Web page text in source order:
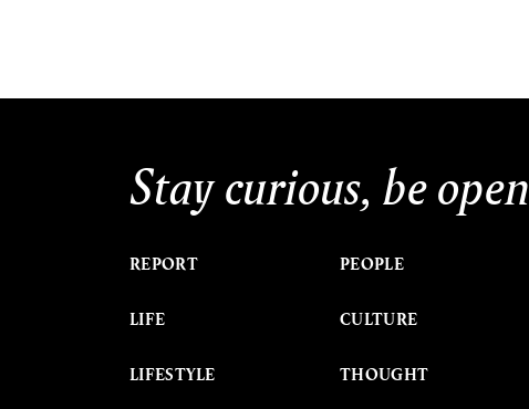
Stay curious, be open
REPORT
LIFE
LIFESTYLE
PEOPLE
CULTURE
THOUGHT